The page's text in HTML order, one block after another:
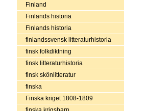
Finland
Finlands historia
Finlands historia
finlandssvensk litteraturhistoria
finsk folkdiktning
finsk litteraturhistoria
finsk skönlitteratur
finska
Finska kriget 1808-1809